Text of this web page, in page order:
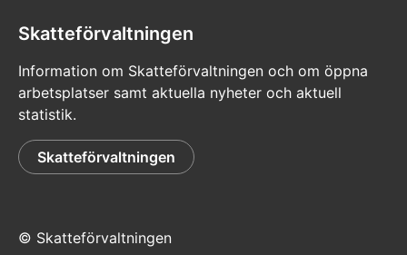
Skatteförvaltningen
Information om Skatteförvaltningen och om öppna
arbetsplatser samt aktuella nyheter och aktuell
statistik.
Skatteförvaltningen
© Skatteförvaltningen